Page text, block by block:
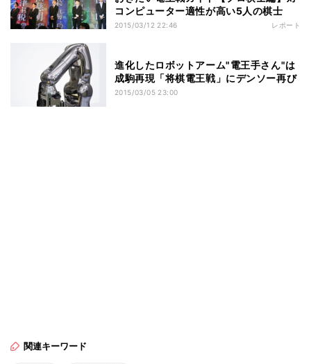
コンピューター適性が高い5人の棋士
2015/03/12 22:46 レポート
進化したロボットアーム"電王手さん"は
成駒再現「将棋電王戦」にデンソー再び
2015/03/05 23:00
関連キーワード